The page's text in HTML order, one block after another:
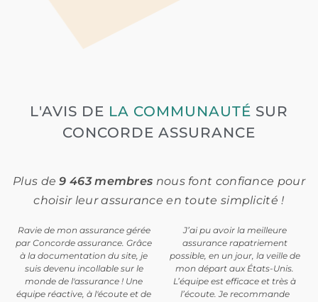
L'AVIS DE LA COMMUNAUTÉ SUR
CONCORDE ASSURANCE
J’ai pu avoir la meilleure
assurance rapatriement
possible, en un jour, la veille de
mon départ aux États-Unis.
L’équipe est efficace et très à
l’écoute. Je recommande
Ravie de mon assurance gérée
par Concorde assurance. Grâce
à la documentation du site, je
suis devenu incollable sur le
monde de l'assurance ! Une
équipe réactive, à l'écoute et de
Plus de9 463 membres nous font confiance pour
choisir leur assurance en toute simplicité !